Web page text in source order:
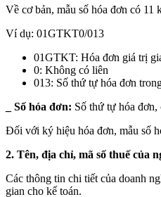
Về cơ bản, mẫu số hóa đơn có
Ví dụ: 01GTKT0/013
01GTKT: Hóa đơn giá trị
0: Không có liên
013: Số thứ tự hóa đơn
_ Số hóa đơn: Số thứ tự hóa
Đối với ký hiệu hóa đơn, mẫu số
2. Tên, địa chỉ, mã số thuế của
Các thông tin chi tiết của doanh
gian cho kế toán.